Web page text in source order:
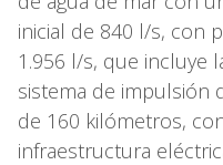
inicial de 840 l/s, con
1.956 l/s, que incluye
sistema de impulsión
de 160 kilómetros,
infraestructura